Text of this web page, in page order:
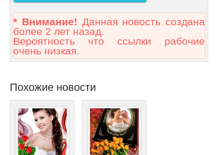
* Внимание! Данная новость создана
более 2 лет назад.
Вероятность что ссылки рабочие
очень низкая.
Похожие новости